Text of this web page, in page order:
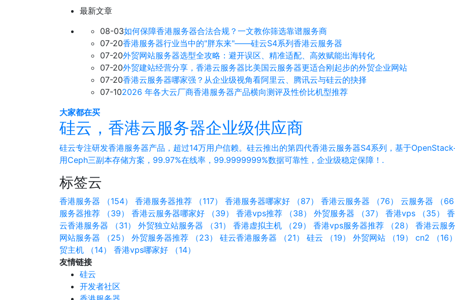
最新文章
08-03如何保障香港服务器合法合规？一文教你筛选靠谱服务商
07-20香港服务器行业当中的"胖东来"——硅云S4系列香港云服务器
07-20外贸网站服务器选型全攻略：避开误区、精准适配、高效赋能出海转化
07-20外贸建站经营分享，香港云服务器比美国云服务器更适合刚起步的外贸企业网站
07-20香港云服务器哪家强？从企业级视角看阿里云、腾讯云与硅云的抉择
07-102026 年各大云厂商香港服务器产品横向测评及性价比机型推荐
大家都在买
硅云，香港云服务器企业级供应商
硅云专注研发香港服务器产品，超过14万用户信赖。硅云推出的第四代香港云服务器S4系列，基于
用Ceph三副本存储方案，99.97%在线率，99.9999999%数据可靠性，企业级稳定保障！.
标签云
香港服务器 （154） 香港服务器推荐 （117） 香港服务器哪家好 （87） 香港云服务器 （76）
云服务器 （
服务器推荐 （39）
香港云服务器哪家好 （39） 香港vps推荐 （38） 外贸服务器 （37） 香港vps （35）
云香港服务器 （31）
外贸独立站服务器 （31） 香港虚拟主机 （29） 香港vps服务器推荐 （28）
香港云服
网站服务器 （25）
外贸服务器推荐 （23） 硅云香港服务器 （21） 硅云 （19） 外贸网站 （19）
cn2 （16
贸主机 （14）
香港vps哪家好 （14）
友情链接
硅云
开发者社区